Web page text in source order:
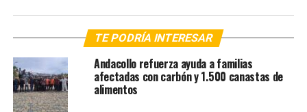
TE PODRÍA INTERESAR
Andacollo refuerza ayuda a familias
afectadas con carbón y 1.500 canastas de
alimentos